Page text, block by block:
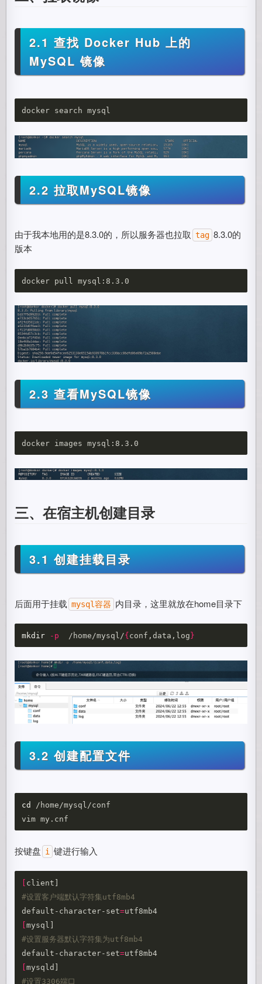
2.1 查找 Docker Hub 上的
MySQL 镜像
2.2 拉取MySQL镜像
由于我本地用的是8.3.0的，所以服务器也拉取 tag 8.3.0的
版本
2.3 查看MySQL镜像
三、在宿主机创建目录
3.1 创建挂载目录
后面用于挂载 mysql容器 内目录，这里就放在home目录下
mkdir -p
  /home/mysql/
{ conf,data,log }
3.2 创建配置文件
cd
/home/mysql/conf
按键盘 i 键进行输入
#设置客户端默认字符集utf8mb4
default-character-set=
[
#设置服务器默认字符集为utf8mb4
default-character-set=
[
#设置3306端口